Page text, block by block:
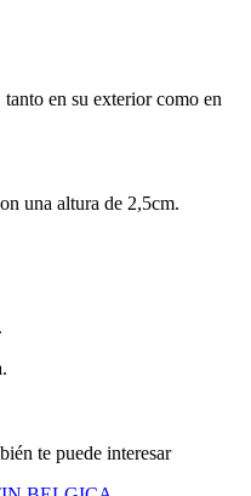
en su exterior como en
una altura de 2,5cm.